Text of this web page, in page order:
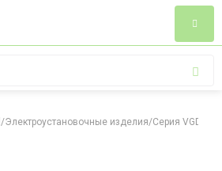
/Электроустановочные изделия/Серия VGD